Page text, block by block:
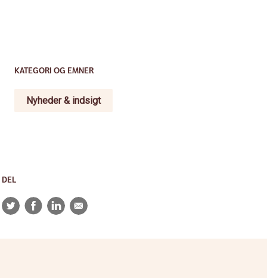
KATEGORI OG EMNER
Nyheder & indsigt
DEL
TwitterFacebookLinkedIn
E-
mail